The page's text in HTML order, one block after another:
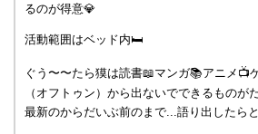
るのが得意💎
活動範囲はベッド内🛏️
ぐう〜〜たら獏は読書📖マンガ📚アニメ📺
（オフトゥン）から出ないでできるものが
最新のからだいぶ前のまで...語り出したら